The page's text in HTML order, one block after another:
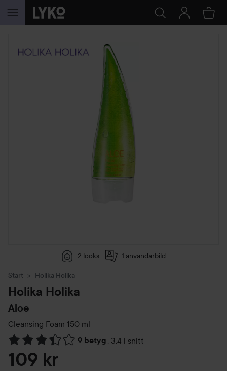
HOPPA TILL INNEHÅLLET
2 looks 1 användarbild
Start Holika Holika
Holika Holika
Aloe
Cleansing Foam 150 ml
9 betyg , 3.4 i snitt
Hoppa till Betyg & kommentarer
109 kr